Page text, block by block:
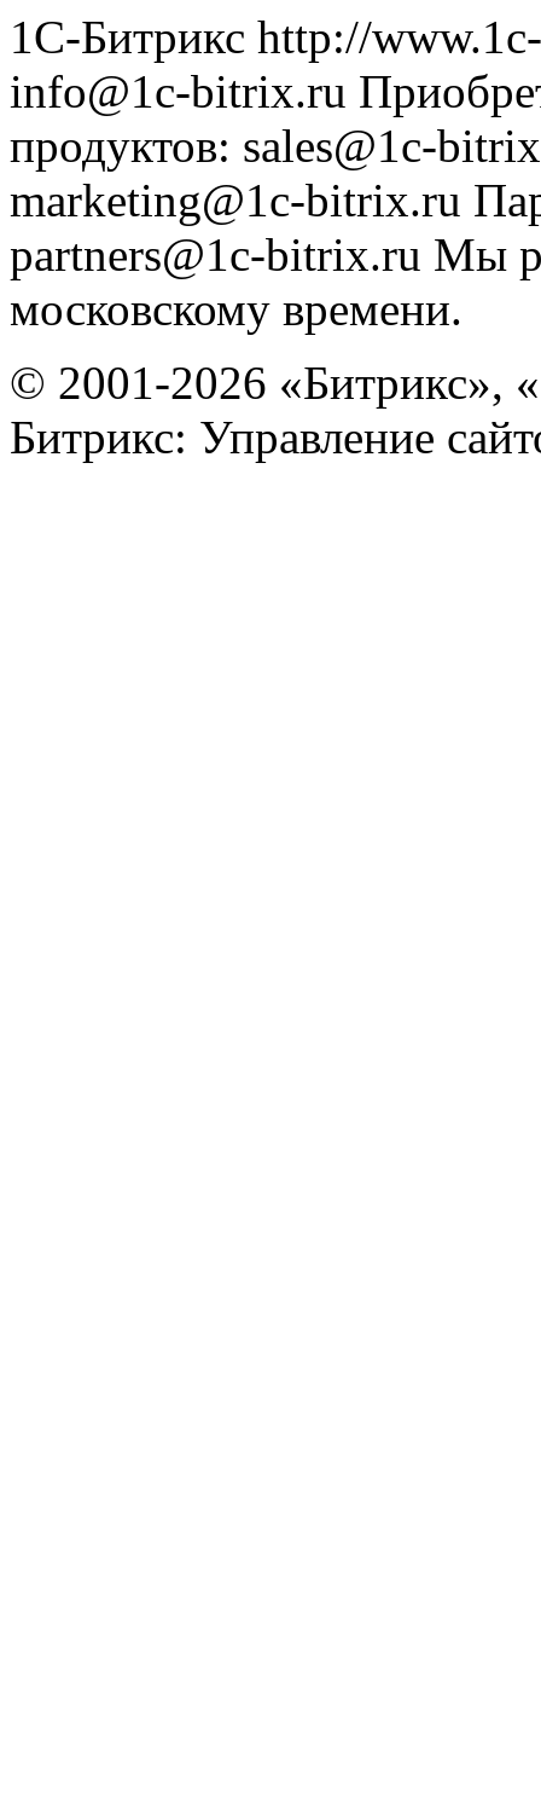
1С-Битрикс http://
info@1c-bitrix.ru
продуктов: sales@1c-
marketing@1c-bitrix.ru
partners@1c-bitrix.ru Мы
московскому времени.
© 2001-2026 «Битрикс»,
Битрикс: Управление